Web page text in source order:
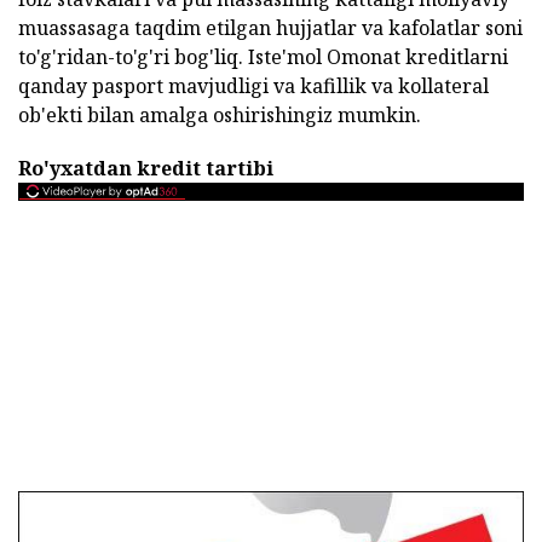
muassasaga taqdim etilgan hujjatlar va kafolatlar soni
to'g'ridan-to'g'ri bog'liq. Iste'mol Omonat kreditlarni
qanday pasport mavjudligi va kafillik va kollateral
ob'ekti bilan amalga oshirishingiz mumkin.
Ro'yxatdan kredit tartibi